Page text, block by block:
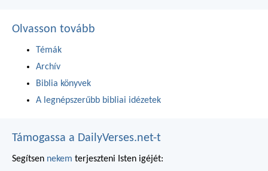
Olvasson tovább
Témák
Archív
Biblia könyvek
A legnépszerűbb bibliai idézetek
Támogassa a DailyVerses.net-t
Segítsen nekem terjeszteni Isten igéjét: